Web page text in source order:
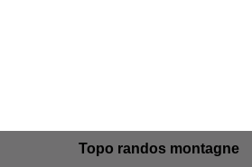
Topo randos montagne